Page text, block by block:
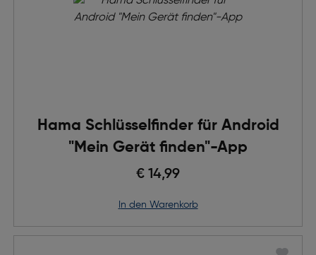
Hama Schlüsselfinder für Android
"Mein Gerät finden"-App
€ 14,99
in den Warenkorb